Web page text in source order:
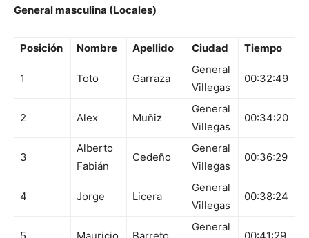
General masculina (Locales)
Posición Nombre Apellido Ciudad Tiempo
1 Toto Garraza
General
Villegas
00:32:49
2 Alex Muñiz
General
Villegas
00:34:20
3
Alberto
Fabián
Cedeño
General
Villegas
00:36:29
4 Jorge Licera
General
Villegas
00:38:24
General